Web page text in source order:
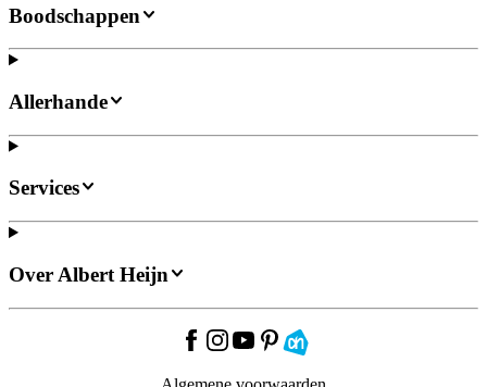
Boodschappen
Allerhande
Services
Over Albert Heijn